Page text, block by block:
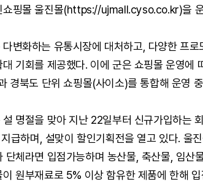
쇼핑몰 울진몰(https://ujmall.cyso.co.kr)을
변화하는 유통시장에 대처하고, 다양한 프
대 기회를 제공했다. 이에 군은 쇼핑몰 운영에
경북도 단위 쇼핑몰(사이소)를 통합해 운영
설 명절을 맞아 지난 22일부터 신규가입하는
급하며, 설맞이 할인기획전을 열고 있다. 울
단체라면 입점가능하며 농산물, 축산물, 임산
이 원부재료로 5% 이상 함유한 제품에 한해